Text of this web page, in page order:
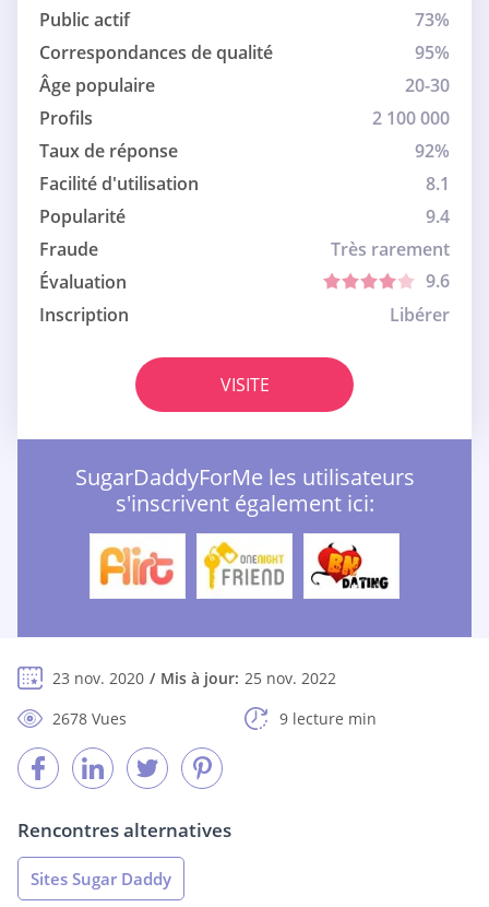
Public actif
73%
Correspondances de qualité
95%
Âge populaire
20-30
Profils
2 100 000
Taux de réponse
92%
Facilité d'utilisation
8.1
Popularité
9.4
Fraude
Très rarement
Évaluation
9.6
Inscription
Libérer
VISITE
SugarDaddyForMe les utilisateurs
s'inscrivent également ici:
23 nov. 2020 Mis à jour: 25 nov. 2022
2678 Vues
9 lecture min
Rencontres alternatives
Sites Sugar Daddy